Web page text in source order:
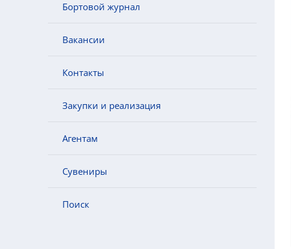
Бортовой журнал
Вакансии
Контакты
Закупки и реализация
Агентам
Сувениры
Поиск